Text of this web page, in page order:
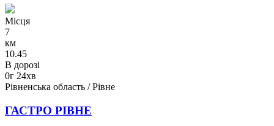
Місця
7
км
10.45
В дорозі
0г 24хв
Рівненська область / Рівне
ГАСТРО РІВНЕ